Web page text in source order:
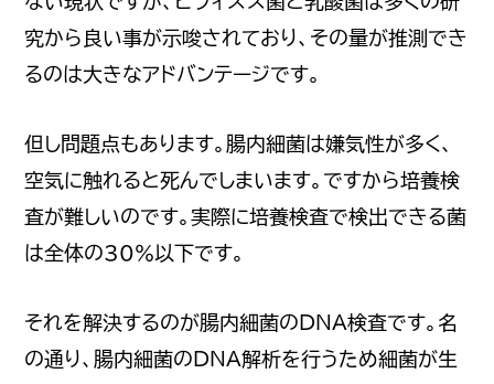
究から良い事が示唆されており、その量が推測でき
るのは大きなアドバンテージです。
但し問題点もあります。腸内細菌は嫌気性が多く、
空気に触れると死んでしまいます。ですから培養検
査が難しいのです。実際に培養検査で検出できる菌
は全体の30％以下です。
それを解決するのが腸内細菌のDNA検査です。名
の通り、腸内細菌のDNA解析を行うため細菌が生